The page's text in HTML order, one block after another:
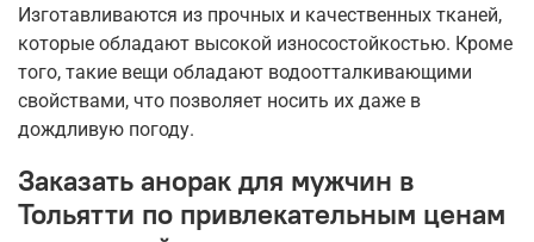
Изготавливаются из прочных и качественных тканей,
которые обладают высокой износостойкостью. Кроме
того, такие вещи обладают водоотталкивающими
свойствами, что позволяет носить их даже в
дождливую погоду.
Заказать анорак для мужчин в
Тольятти по привлекательным ценам